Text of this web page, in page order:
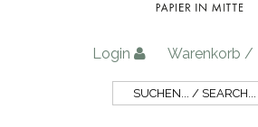
Login Warenkorb /